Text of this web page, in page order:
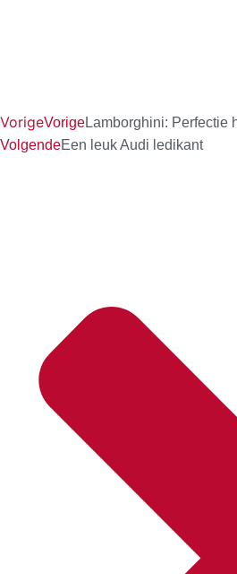
VorigeVorigeLamborghini: Perfectie
VolgendeEen leuk Audi ledikant